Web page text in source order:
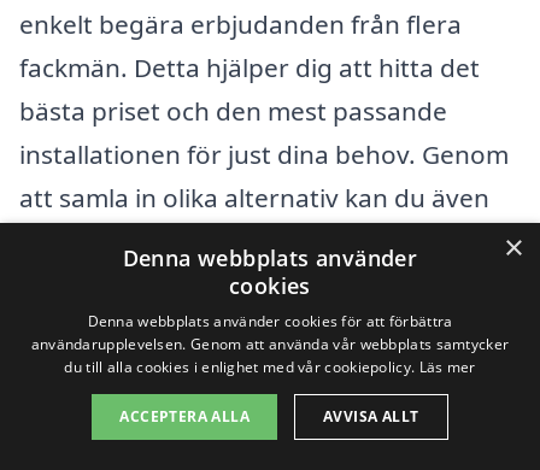
enkelt begära erbjudanden från flera
fackmän. Detta hjälper dig att hitta det
bästa priset och den mest passande
installationen för just dina behov. Genom
att samla in olika alternativ kan du även
ställa frågor direkt till leverantörerna och
få en bättre förståelse för vad varje
erbjudande inkluderar.
Att investera i en luft luft värmepump i
Vadstena är ett steg mot mer
×
Denna webbplats använder
cookies
Denna webbplats använder cookies för att förbättra
användarupplevelsen. Genom att använda vår webbplats samtycker
du till alla cookies i enlighet med vår cookiepolicy. Läs mer
ACCEPTERA ALLA AVVISA ALLT